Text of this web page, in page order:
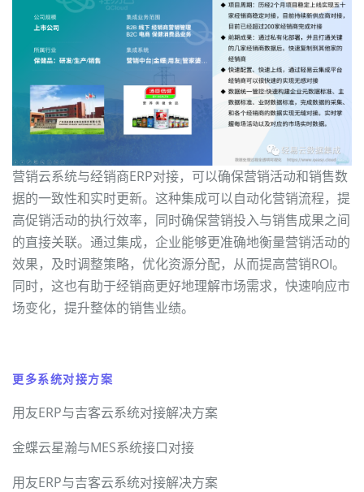
营销云系统与经销商ERP对接，可以确保营销活动和销售数
据的一致性和实时更新。这种集成可以自动化营销流程，提
高促销活动的执行效率，同时确保营销投入与销售成果之间
的直接关联。通过集成，企业能够更准确地衡量营销活动的
效果，及时调整策略，优化资源分配，从而提高营销ROI。
同时，这也有助于经销商更好地理解市场需求，快速响应市
场变化，提升整体的销售业绩。
更多系统对接方案
用友ERP与吉客云系统对接解决方案
金蝶云星瀚与MES系统接口对接
用友ERP与吉客云系统对接解决方案